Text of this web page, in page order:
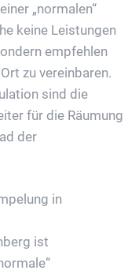
„normalen“
keine Leistungen
empfehlen
zu vereinbaren.
sind die
für die Räumung
der
in
ist